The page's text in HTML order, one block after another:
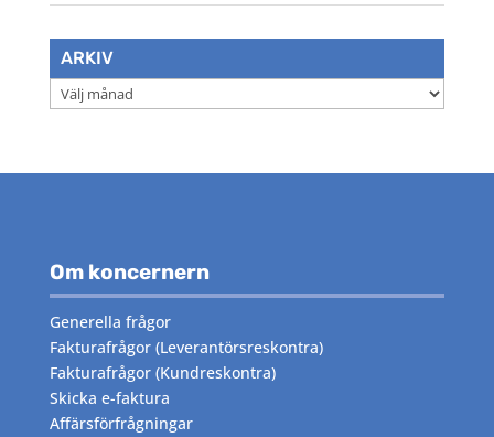
ARKIV
Arkiv
Om koncernern
Generella frågor
Fakturafrågor(Leverantörsreskontra)
Fakturafrågor(Kundreskontra)
Skicka e-faktura
Affärsförfrågningar